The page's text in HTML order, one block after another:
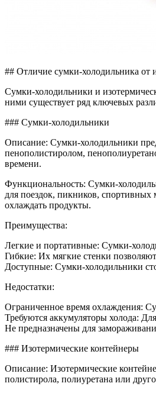
## Отличие сумки-холодильника от
Сумки-холодильники и
ними существует ряд ключевых
### Сумки-холодильники
Описание: Сумки-холодильники
пенополистиролом,
времени.
Функциональность: Сумки-
для поездок, пикников, спортивных
охлаждать продукты.
Преимущества:
Легкие и портативные: Сумки-
Гибкие: Их мягкие стенки
Доступные: Сумки-холодильники
Недостатки:
Ограниченное время охлаждения:
Требуются аккумуляторы холода:
Не предназначены для
### Изотермические контейнеры
Описание: Изотермические
полистирола, полиуретана или